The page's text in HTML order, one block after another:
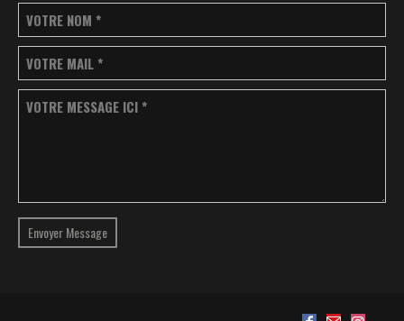
VOTRE NOM *
VOTRE MAIL *
VOTRE MESSAGE ICI *
Envoyer Message